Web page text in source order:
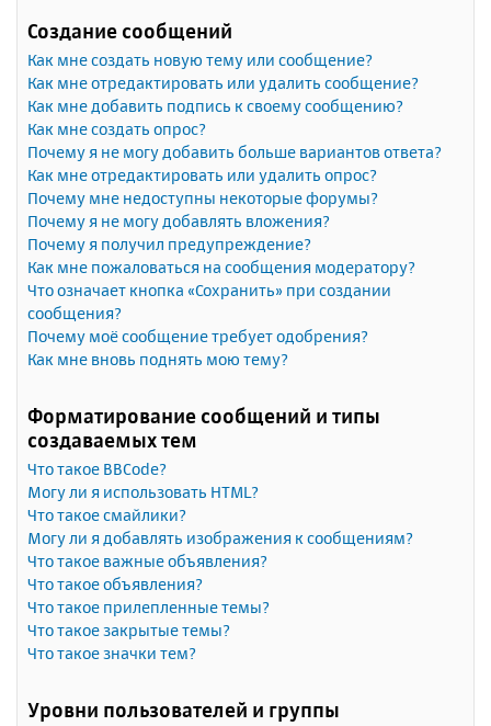
Создание сообщений
Как мне создать новую тему или сообщение?
Как мне отредактировать или удалить сообщение?
Как мне добавить подпись к своему сообщению?
Как мне создать опрос?
Почему я не могу добавить больше вариантов ответа?
Как мне отредактировать или удалить опрос?
Почему мне недоступны некоторые форумы?
Почему я не могу добавлять вложения?
Почему я получил предупреждение?
Как мне пожаловаться на сообщения модератору?
Что означает кнопка «Сохранить» при создании
сообщения?
Почему моё сообщение требует одобрения?
Как мне вновь поднять мою тему?
Форматирование сообщений и типы
создаваемых тем
Что такое BBCode?
Могу ли я использовать HTML?
Что такое смайлики?
Могу ли я добавлять изображения к сообщениям?
Что такое важные объявления?
Что такое объявления?
Что такое прилепленные темы?
Что такое закрытые темы?
Что такое значки тем?
Уровни пользователей и группы